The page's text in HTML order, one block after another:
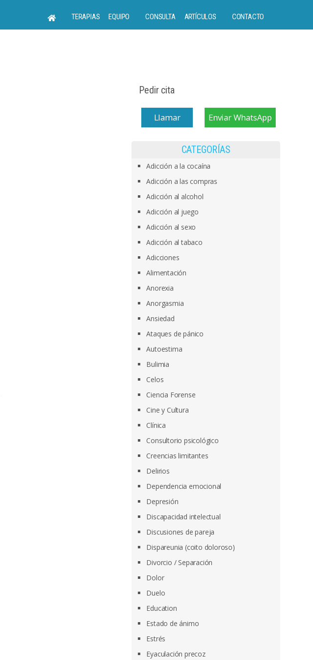
TERAPIAS EQUIPO CONSULTA ARTÍCULOS CONTACTO
Pedir cita
Llamar Enviar WhatsApp
CATEGORÍAS
Adicción a la cocaína
Adicción a las compras
Adicción al alcohol
Adicción al juego
Adicción al sexo
Adicción al tabaco
Adicciones
Alimentación
Anorexia
Anorgasmia
Ansiedad
Ataques de pánico
Autoestima
Bulimia
Celos
Ciencia Forense
Cine y Cultura
Clínica
Consultorio psicológico
Creencias limitantes
Delirios
Dependencia emocional
Depresión
Discapacidad intelectual
Discusiones de pareja
Dispareunia (coito doloroso)
Divorcio / Separación
Dolor
Duelo
Education
Estado de ánimo
Estrés
Eyaculación precoz